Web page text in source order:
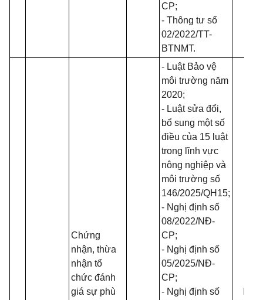
CP;
- Thông tư số
02/2022/TT-
BTNMT.
Chứng
nhận, thừa
nhận tổ
chức đánh
giá sự phù
- Luật Bảo vệ
môi trường năm
2020;
- Luật sửa đổi,
bổ sung một số
điều của 15 luật
trong lĩnh vực
nông nghiệp và
môi trường số
146/2025/QH15;
- Nghị định số
08/2022/NĐ-
CP;
- Nghị định số
05/2025/NĐ-
CP;
- Nghị định số